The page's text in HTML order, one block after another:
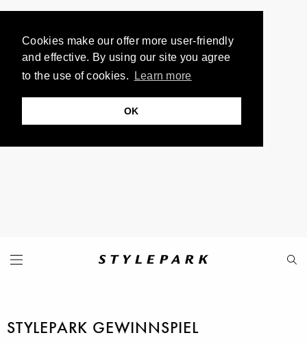
Cookies make our offer more user-friendly
and effective. By using our site you agree
to the use of cookies.
Learn more
OK
STYLEPARK GEWINNSPIEL